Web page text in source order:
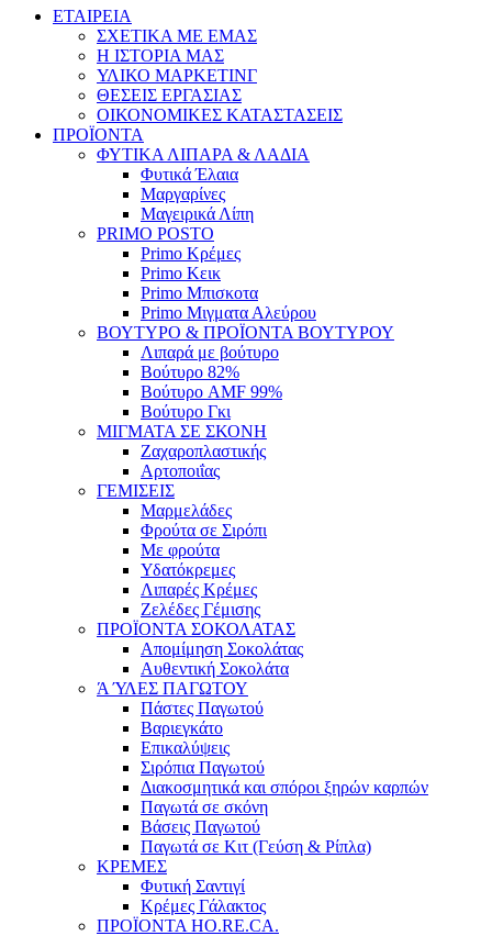
ΕΤΑΙΡΕΙΑ
ΣΧΕΤΙΚΑ ΜΕ ΕΜΑΣ
Η ΙΣΤΟΡΙΑ ΜΑΣ
ΥΛΙΚΟ ΜΑΡΚΕΤΙΝΓ
ΘΕΣΕΙΣ ΕΡΓΑΣΙΑΣ
ΟΙΚΟΝΟΜΙΚΕΣ ΚΑΤΑΣΤΑΣΕΙΣ
ΠΡΟΪΟΝΤΑ
ΦΥΤΙΚΑ ΛΙΠΑΡΑ & ΛΑΔΙΑ
Φυτικά Έλαια
Μαργαρίνες
Μαγειρικά Λίπη
PRIMO POSTO
Primo Κρέμες
Primo Κεικ
Primo Μπισκοτα
Primo Μιγματα Αλεύρου
ΒΟΥΤΥΡΟ & ΠΡΟΪΟΝΤΑ ΒΟΥΤΥΡΟΥ
Λιπαρά με βούτυρο
Βούτυρο 82%
Βούτυρο AMF 99%
Βούτυρο Γκι
ΜΙΓΜΑΤΑ ΣΕ ΣΚΟΝΗ
Ζαχαροπλαστικής
Αρτοποιΐας
ΓΕΜΙΣΕΙΣ
Μαρμελάδες
Φρούτα σε Σιρόπι
Με φρούτα
Υδατόκρεμες
Λιπαρές Κρέμες
Ζελέδες Γέμισης
ΠΡΟΪΟΝΤΑ ΣΟΚΟΛΑΤΑΣ
Απομίμηση Σοκολάτας
Αυθεντική Σοκολάτα
Ά ΎΛΕΣ ΠΑΓΩΤΟΥ
Πάστες Παγωτού
Βαριεγκάτο
Επικαλύψεις
Σιρόπια Παγωτού
Διακοσμητικά και σπόροι ξηρών καρπών
Παγωτά σε σκόνη
Βάσεις Παγωτού
Παγωτά σε Κιτ (Γεύση & Ρίπλα)
ΚΡΕΜΕΣ
Φυτική Σαντιγί
Κρέμες Γάλακτος
ΠΡΟΪΟΝΤΑ HO.RE.CA.